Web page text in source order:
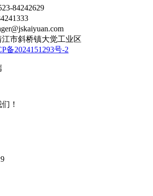
84242629
市斜桥镇大觉工业区
备2024151293号-2
！